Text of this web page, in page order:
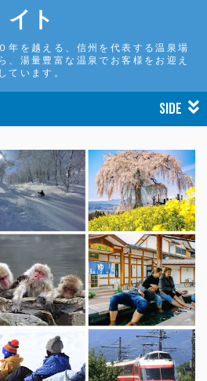
イト
年を越える、信州を代表する温泉場
、湯量豊富な温泉でお客様をお迎え
しています。
SIDE